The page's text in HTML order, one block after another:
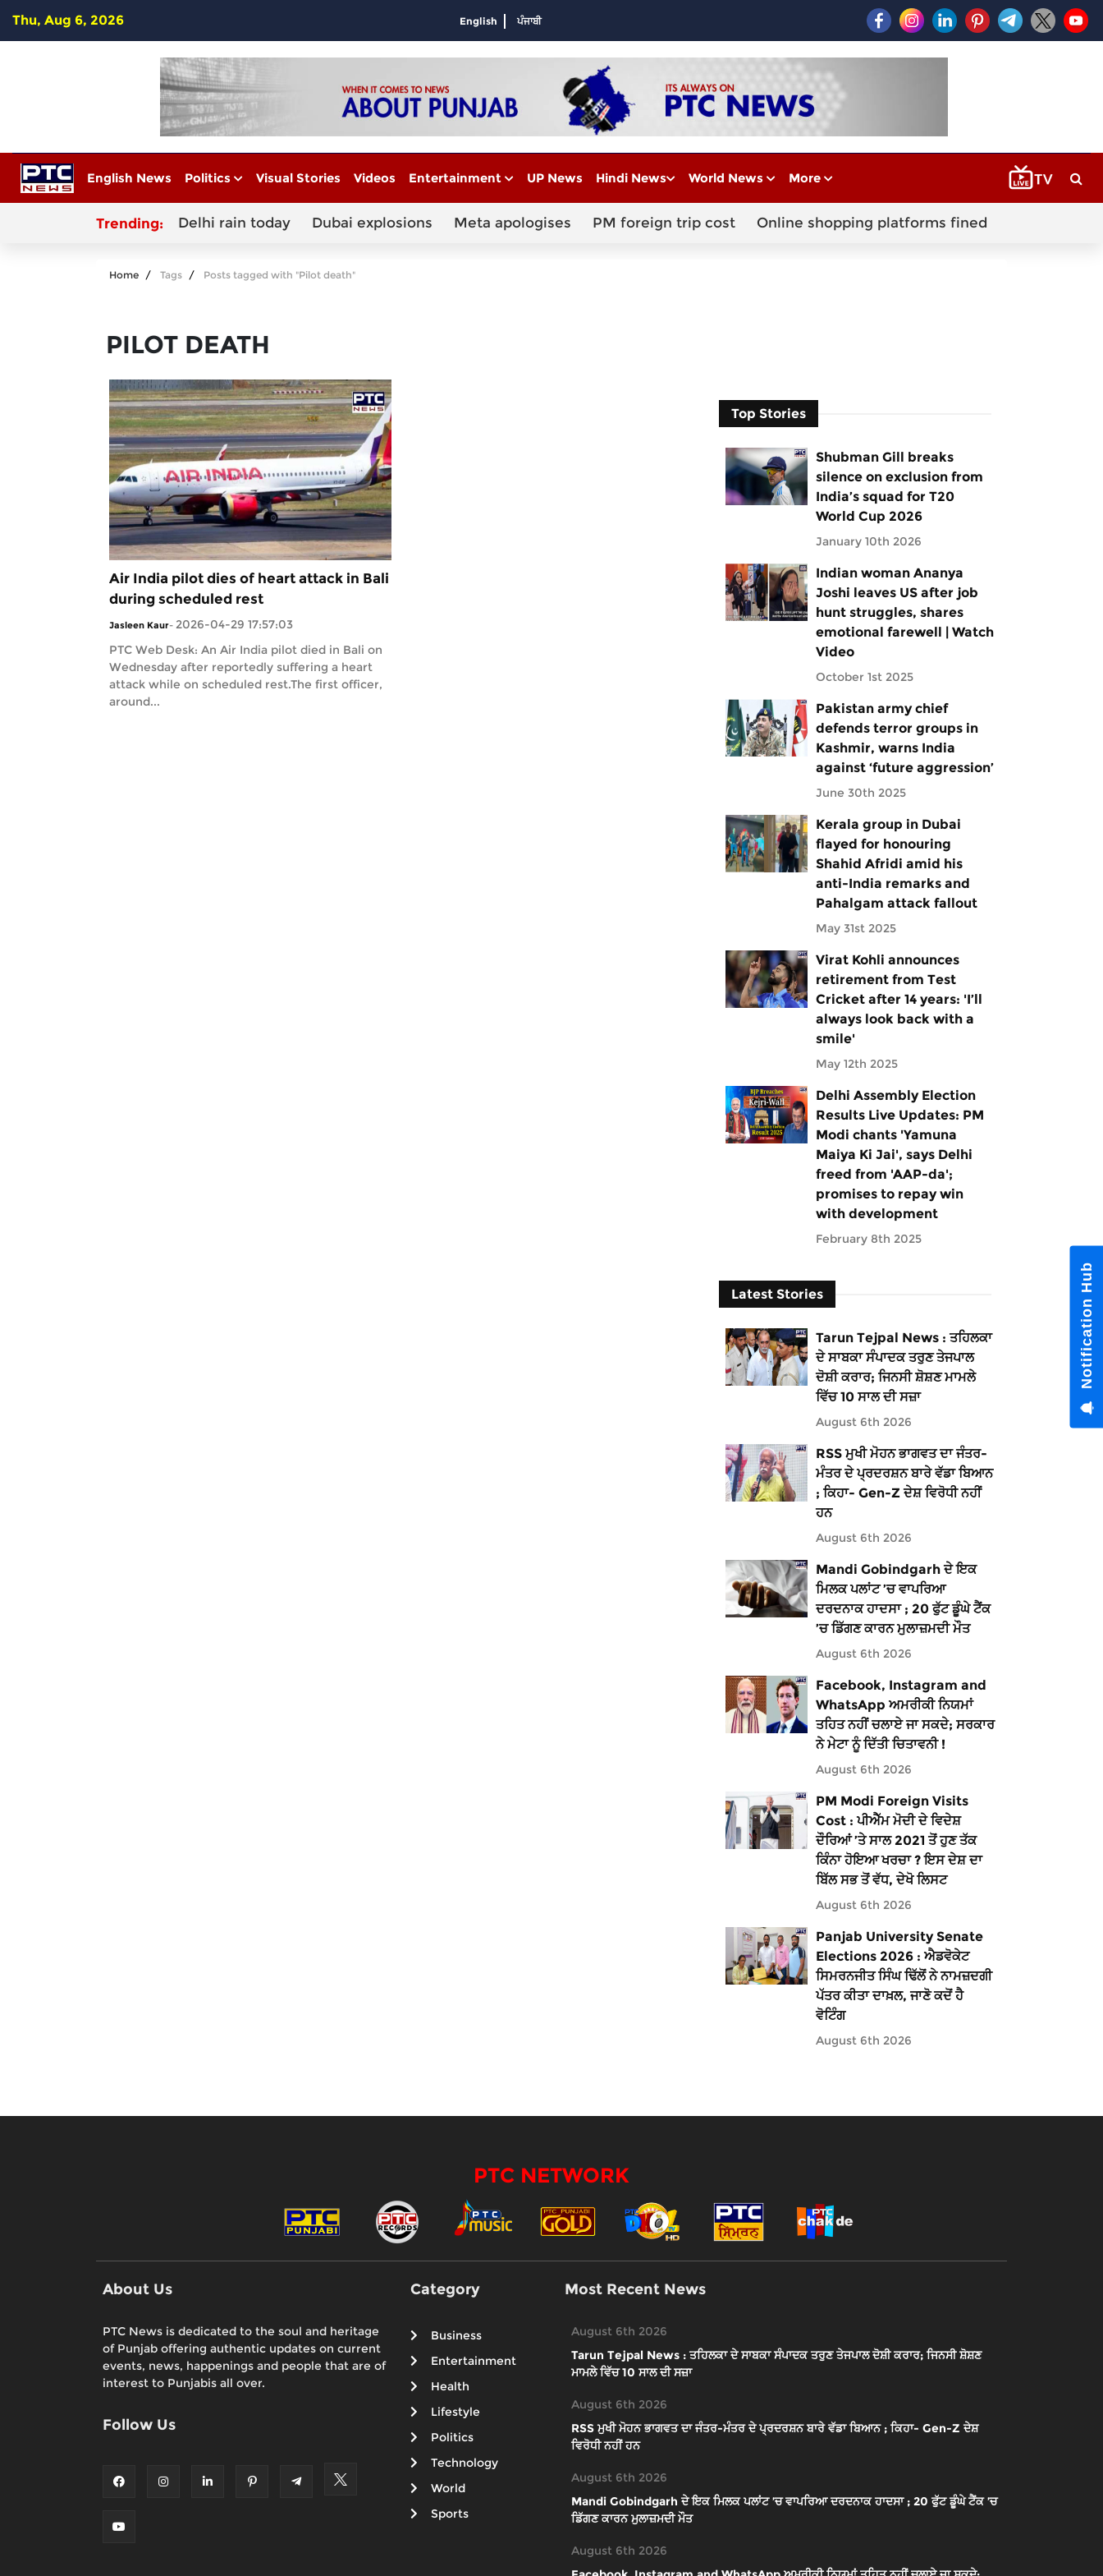
Thu, Aug 6, 2026 English ਪੰਜਾਬੀ
English News Politics Visual Stories Videos Entertainment UP News Hindi News World News More
Trending: Delhi rain today Dubai explosions Meta apologises PM foreign trip cost Online shopping platforms fined
Home Tags Posts tagged with "Pilot death"
PILOT DEATH
Air India pilot dies of heart attack in Bali
during scheduled rest
Jasleen Kaur- 2026-04-29 17:57:03
PTC Web Desk: An Air India pilot died in Bali on
Wednesday after reportedly suffering a heart
attack while on scheduled rest.The first officer,
around...
Top Stories
Shubman Gill breaks
silence on exclusion from
India’s squad for T20
World Cup 2026
January 10th 2026
Indian woman Ananya
Joshi leaves US after job
hunt struggles, shares
emotional farewell | Watch
Video
October 1st 2025
Pakistan army chief
defends terror groups in
Kashmir, warns India
against ‘future aggression’
June 30th 2025
Kerala group in Dubai
flayed for honouring
Shahid Afridi amid his
anti-India remarks and
Pahalgam attack fallout
May 31st 2025
Virat Kohli announces
retirement from Test
Cricket after 14 years: 'I’ll
always look back with a
smile'
May 12th 2025
Delhi Assembly Election
Results Live Updates: PM
Modi chants 'Yamuna
Maiya Ki Jai', says Delhi
freed from 'AAP-da';
promises to repay win
with development
February 8th 2025
Latest Stories
Tarun Tejpal News : ਤਹਿਲਕਾ
ਦੇ ਸਾਬਕਾ ਸੰਪਾਦਕ ਤਰੁਣ ਤੇਜਪਾਲ
ਦੋਸ਼ੀ ਕਰਾਰ; ਜਿਨਸੀ ਸ਼ੋਸ਼ਣ ਮਾਮਲੇ
ਵਿੱਚ 10 ਸਾਲ ਦੀ ਸਜ਼ਾ
August 6th 2026
RSS ਮੁਖੀ ਮੋਹਨ ਭਾਗਵਤ ਦਾ ਜੰਤਰ-
ਮੰਤਰ ਦੇ ਪ੍ਰਦਰਸ਼ਨ ਬਾਰੇ ਵੱਡਾ ਬਿਆਨ
; ਕਿਹਾ- Gen-Z ਦੇਸ਼ ਵਿਰੋਧੀ ਨਹੀਂ
ਹਨ
August 6th 2026
Mandi Gobindgarh ਦੇ ਇਕ
ਮਿਲਕ ਪਲਾਂਟ ’ਚ ਵਾਪਰਿਆ
ਦਰਦਨਾਕ ਹਾਦਸਾ ; 20 ਫੁੱਟ ਡੂੰਘੇ ਟੈਂਕ
’ਚ ਡਿੱਗਣ ਕਾਰਨ ਮੁਲਾਜ਼ਮਦੀ ਮੌਤ
August 6th 2026
Facebook, Instagram and
WhatsApp ਅਮਰੀਕੀ ਨਿਯਮਾਂ
ਤਹਿਤ ਨਹੀਂ ਚਲਾਏ ਜਾ ਸਕਦੇ; ਸਰਕਾਰ
ਨੇ ਮੇਟਾ ਨੂੰ ਦਿੱਤੀ ਚਿਤਾਵਨੀ !
August 6th 2026
PM Modi Foreign Visits
Cost : ਪੀਐੱਮ ਮੋਦੀ ਦੇ ਵਿਦੇਸ਼
ਦੌਰਿਆਂ ’ਤੇ ਸਾਲ 2021 ਤੋਂ ਹੁਣ ਤੱਕ
ਕਿੰਨਾ ਹੋਇਆ ਖਰਚਾ ? ਇਸ ਦੇਸ਼ ਦਾ
ਬਿੱਲ ਸਭ ਤੋਂ ਵੱਧ, ਦੇਖੋ ਲਿਸਟ
August 6th 2026
Panjab University Senate
Elections 2026 : ਐਡਵੋਕੇਟ
ਸਿਮਰਨਜੀਤ ਸਿੰਘ ਢਿੱਲੋਂ ਨੇ ਨਾਮਜ਼ਦਗੀ
ਪੱਤਰ ਕੀਤਾ ਦਾਖ਼ਲ, ਜਾਣੋ ਕਦੋਂ ਹੈ
ਵੋਟਿੰਗ
August 6th 2026
PTC NETWORK
About Us
PTC News is dedicated to the soul and heritage
of Punjab offering authentic updates on current
events, news, happenings and people that are of
interest to Punjabis all over.
Follow Us
Category
Business
Entertainment
Health
Lifestyle
Politics
Technology
World
Sports
Most Recent News
August 6th 2026
Tarun Tejpal News : ਤਹਿਲਕਾ ਦੇ ਸਾਬਕਾ ਸੰਪਾਦਕ ਤਰੁਣ ਤੇਜਪਾਲ ਦੋਸ਼ੀ ਕਰਾਰ; ਜਿਨਸੀ ਸ਼ੋਸ਼ਣ
ਮਾਮਲੇ ਵਿੱਚ 10 ਸਾਲ ਦੀ ਸਜ਼ਾ
August 6th 2026
RSS ਮੁਖੀ ਮੋਹਨ ਭਾਗਵਤ ਦਾ ਜੰਤਰ-ਮੰਤਰ ਦੇ ਪ੍ਰਦਰਸ਼ਨ ਬਾਰੇ ਵੱਡਾ ਬਿਆਨ ; ਕਿਹਾ- Gen-Z ਦੇਸ਼
ਵਿਰੋਧੀ ਨਹੀਂ ਹਨ
August 6th 2026
Mandi Gobindgarh ਦੇ ਇਕ ਮਿਲਕ ਪਲਾਂਟ ’ਚ ਵਾਪਰਿਆ ਦਰਦਨਾਕ ਹਾਦਸਾ ; 20 ਫੁੱਟ ਡੂੰਘੇ ਟੈਂਕ ’ਚ
ਡਿੱਗਣ ਕਾਰਨ ਮੁਲਾਜ਼ਮਦੀ ਮੌਤ
August 6th 2026
Notification Hub